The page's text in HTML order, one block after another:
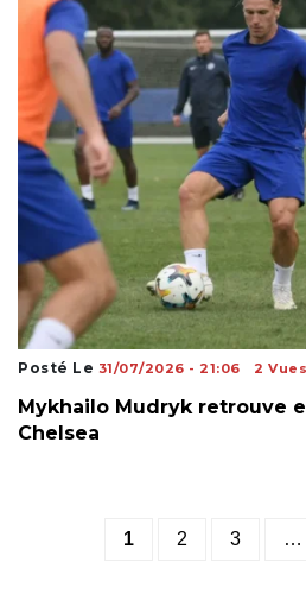
Posté Le 31/07/2026 - 21:06 2 Vues
Mykhailo Mudryk retrouve
Chelsea
1 2 3 …